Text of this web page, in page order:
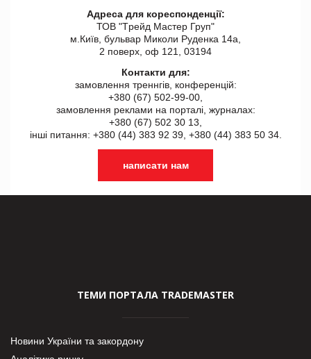
Адреса для кореспонденції:
ТОВ "Tрейд Мастер Груп"
м.Київ, бульвар Миколи Руденка 14а,
2 поверх, оф 121, 03194
Контакти для:
замовлення треннгів, конференцій:
+380 (67) 502-99-00,
замовлення реклами на порталі, журналах:
+380 (67) 502 30 13,
інші питання: +380 (44) 383 92 39, +380 (44) 383 50 34.
написати нам
ТЕМИ ПОРТАЛА TRADEMASTER
Новини України та закордону